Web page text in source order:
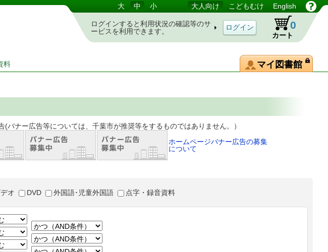
大 中 小 大人向け こどもむけ English
ログインすると利用状況の確認等のサ
ービスを利用できます。
カート
0
料 マイ図書館
は、千葉市が推奨等をするものではありません。）
ホームページバナー広告の募集
について
オ DVD 外国語･児童外国語 点字・録音資料